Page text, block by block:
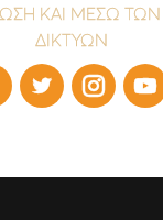
ΚΑΙ ΜΕΣΩ
ΔΙΚΤΥΩΝ
  